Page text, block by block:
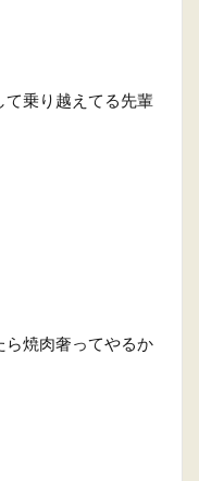
乗り越えてる先輩
ら焼肉奢ってやるか